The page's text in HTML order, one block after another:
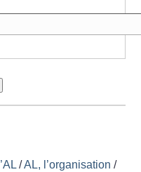
/AL, l’organisation /